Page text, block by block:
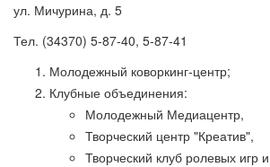
ул. Мичурина, д. 5
Тел. (34370) 5-87-40, 5-87-41
Молодежный коворкинг-центр;
Клубные объединения:
Молодежный Медиацентр,
Творческий центр "Креатив",
Творческий клуб ролевых игр